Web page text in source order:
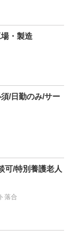
・製造
/日勤のみ/サー
可/特別養護老人
落合